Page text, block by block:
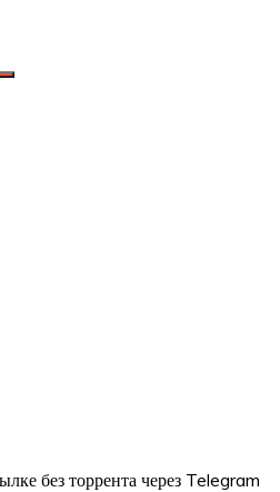
без торрента через Telegram